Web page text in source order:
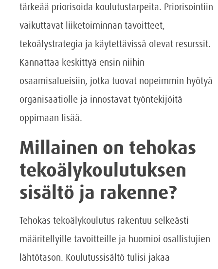
tärkeää priorisoida koulutustarpeita. Priorisointiin
vaikuttavat liiketoiminnan tavoitteet,
tekoälystrategia ja käytettävissä olevat resurssit.
Kannattaa keskittyä ensin niihin
osaamisalueisiin, jotka tuovat nopeimmin hyötyä
organisaatiolle ja innostavat työntekijöitä
oppimaan lisää.
Millainen on tehokas
tekoälykoulutuksen
sisältö ja rakenne?
Tehokas tekoälykoulutus rakentuu selkeästi
määritellyille tavoitteille ja huomioi osallistujien
lähtötason. Koulutussisältö tulisi jakaa